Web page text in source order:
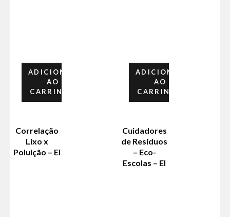
ADICIONAR
AO
CARRINHO
Correlação
Lixo x
Poluição – EI
ADICIONAR
AO
CARRINHO
Cuidadores
de Resíduos
– Eco-
Escolas – EI